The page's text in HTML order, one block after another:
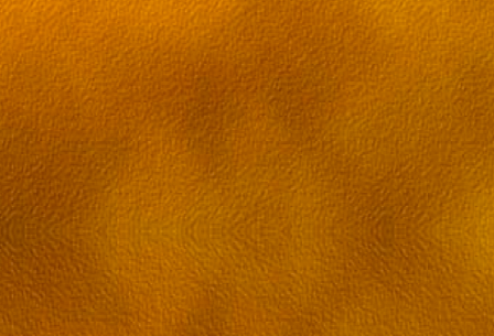
Серия 58[RUS] [ru трафик]
Серия 58[RUS] [ru трафик]